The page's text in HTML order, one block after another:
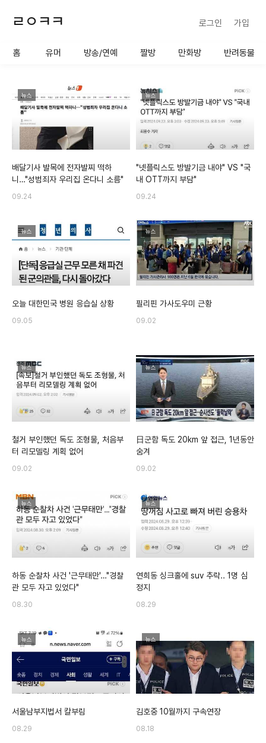
사용할 공유 링크를 선택 해 주
ㄹㅇㅋㅋ 로그인 가입
홈 유머 방송/연예 짤방 만화방 반려동물
뉴스
배달기사 발목에 전자발찌 떡하
니…"성범죄자 우리집 온다니 소름"
09.24
뉴스
"넷플릭스도 방발기금 내야" VS "국
내 OTT까지 부담"
09.24
뉴스
오늘 대한민국 병원 응습실 상황
09.05
뉴스
필리핀 가사도우미 근황
09.02
뉴스
철거 부인했던 독도 조형물, 처음부
터 리모델링 계획 없어
09.02
뉴스
日군함 독도 20km 앞 접근, 1년동안
숨겨
09.02
뉴스
하동 순찰차 사건 '근무태만'…"경찰
관 모두 자고 있었다"
08.30
뉴스
연희동 싱크홀에 suv 추락.. 1명 심
정지
08.29
뉴스
서울남부지법서 칼부림
08.29
뉴스
김호중 10월까지 구속연장
08.18